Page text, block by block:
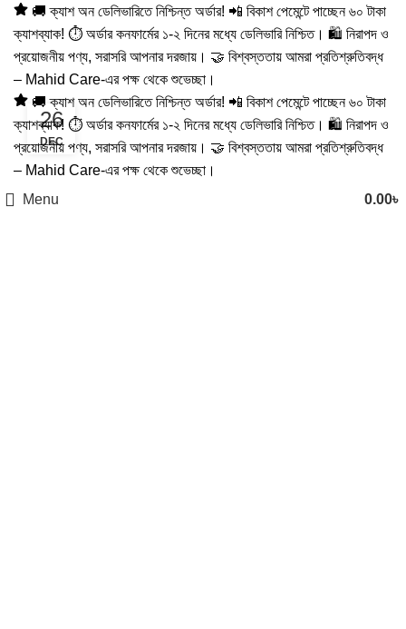
🚚 ক্যাশ অন ডেলিভারিতে নিশ্চিন্ত অর্ডার! 📲 বিকাশ পেমেন্টে পাচ্ছেন ৬০ টাকা
ক্যাশব্যাক! ⏱️ অর্ডার কনফার্মের ১-২ দিনের মধ্যে ডেলিভারি নিশ্চিত। 🛍️ নিরাপদ ও
প্রয়োজনীয় পণ্য, সরাসরি আপনার দরজায়। 🤝 বিশ্বস্ততায় আমরা প্রতিশ্রুতিবদ্ধ
– Mahid Care-এর পক্ষ থেকে শুভেচ্ছা।
🚚 ক্যাশ অন ডেলিভারিতে নিশ্চিন্ত অর্ডার! 📲 বিকাশ পেমেন্টে পাচ্ছেন ৬০ টাকা
ক্যাশব্যাক! ⏱️ অর্ডার কনফার্মের ১-২ দিনের মধ্যে ডেলিভারি নিশ্চিত। 🛍️ নিরাপদ ও
প্রয়োজনীয় পণ্য, সরাসরি আপনার দরজায়। 🤝 বিশ্বস্ততায় আমরা প্রতিশ্রুতিবদ্ধ
– Mahid Care-এর পক্ষ থেকে শুভেচ্ছা।
Menu
0.00৳
Tag Archives: সুস্থ কান যত্ন
26
DEC